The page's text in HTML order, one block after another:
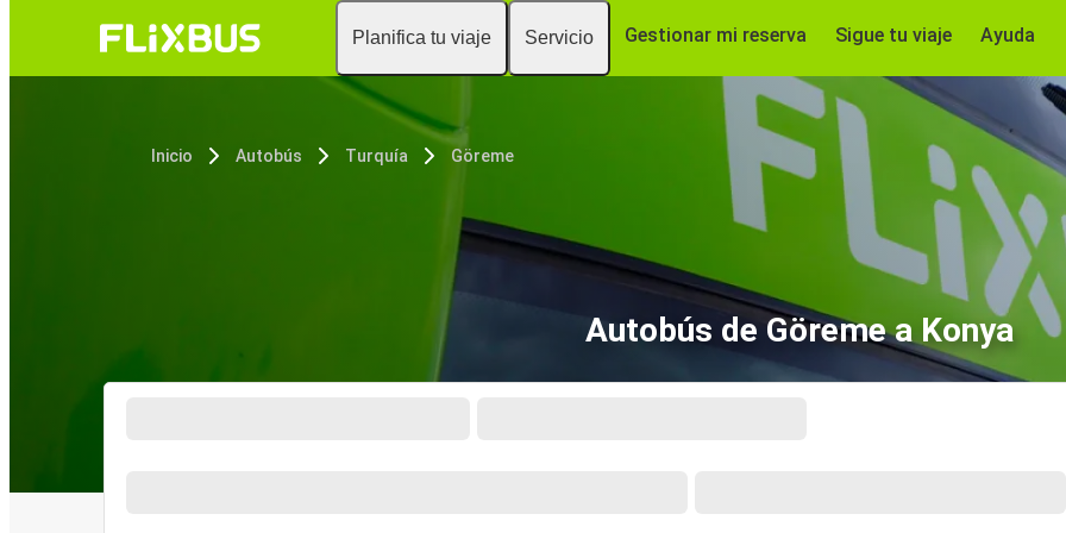
Planifica tu viaje Servicio Gestionar mi reserva Sigue tu viaje Ayuda
Inicio Autobús Turquía Göreme
Autobús de Göreme a Konya